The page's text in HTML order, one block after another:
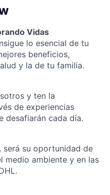
Vidas
lo esencial de tu
beneficios,
y la de tu familia.
y ten la
de experiencias
desafiarán cada día.
será su oportunidad de
medio ambiente y en las